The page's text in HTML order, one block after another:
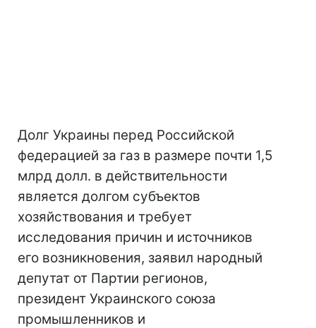
Долг Украины перед Российской
федерацией за газ в размере почти 1,5
млрд долл. в действительности
является долгом субъектов
хозяйствования и требует
исследования причин и источников
его возникновения, заявил народный
депутат от Партии регионов,
президент Украинского союза
промышленников и